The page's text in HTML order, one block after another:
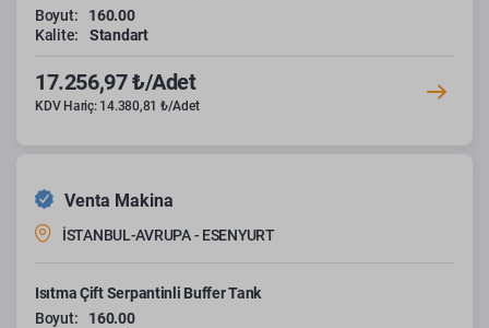
Boyut:
160.00
Kalite:
Standart
17.256,97 ₺/Adet
KDV Hariç: 14.380,81 ₺/Adet
Venta Makina
İSTANBUL-AVRUPA - ESENYURT
Isıtma Çift Serpantinli Buffer Tank
Boyut:
160.00